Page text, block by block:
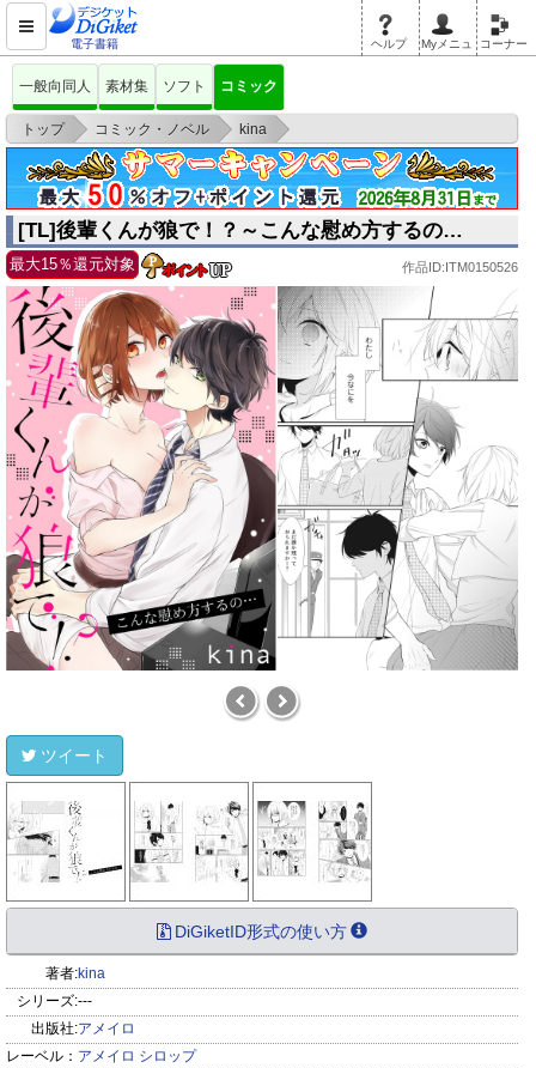
電子書籍 ヘルプ Myメニュ コーナー
一般向同人 素材集 ソフト コミック
トップ > コミック・ノベル > kina
>
[TL]後輩くんが狼で！？～こんな慰め方するの…
[TL]後輩くんが狼で！？～こんな慰め方するの…
最大15％還元対象 作品ID:ITM0150526
ツイート
DiGiketID形式の使い方
著者:kina
シリーズ:---
出版社:アメイロ
レーベル： アメイロ シロップ